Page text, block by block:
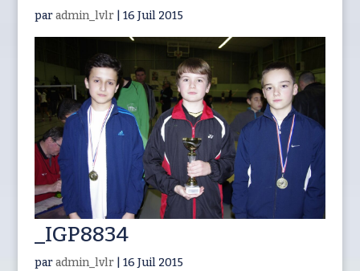
paradmin_lvlr| 16 Juil 2015
_IGP8834
paradmin_lvlr| 16 Juil 2015